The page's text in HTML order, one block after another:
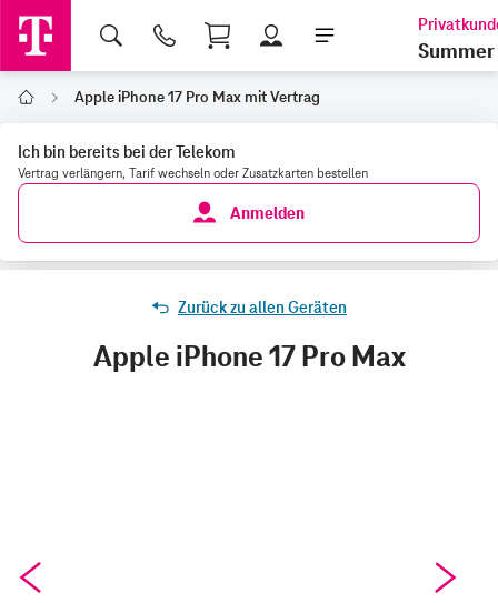
Shopping Cart
Summer
Home Apple iPhone 17 Pro Max mit Vertrag
Ich bin bereits bei der Telekom
Vertrag verlängern, Tarif wechseln oder Zusatzkarten bestellen
Anmelden
Zurück zu allen Geräten
Apple iPhone 17 Pro Max